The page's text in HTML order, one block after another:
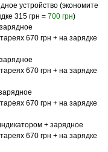
устройство (экономите
315 грн = 700 грн)
670 грн + на зарядке
670 грн + на зарядке
670 грн + на зарядке
+ зарядное
670 грн + на зарядке